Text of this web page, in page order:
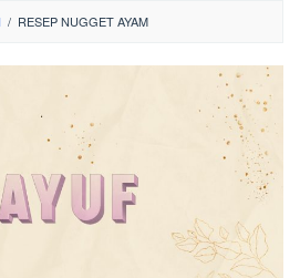
/ RESEP NUGGET AYAM